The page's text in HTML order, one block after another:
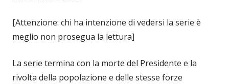
[Attenzione: chi ha intenzione di vedersi la serie è
meglio non prosegua la lettura]
La serie termina con la morte del Presidente e la
rivolta della popolazione e delle stesse forze